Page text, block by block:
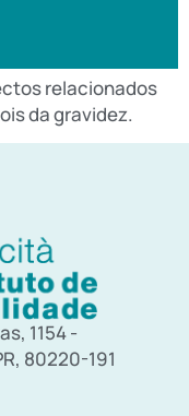
relacionados
da gravidez.
1154 -
80220-191